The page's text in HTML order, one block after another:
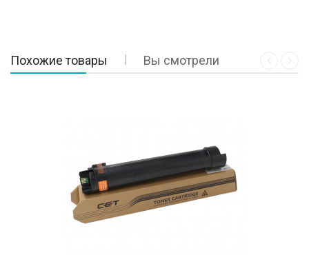
Похожие товары Вы смотрели